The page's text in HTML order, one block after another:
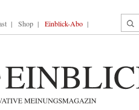
Shop Einblick-Abo